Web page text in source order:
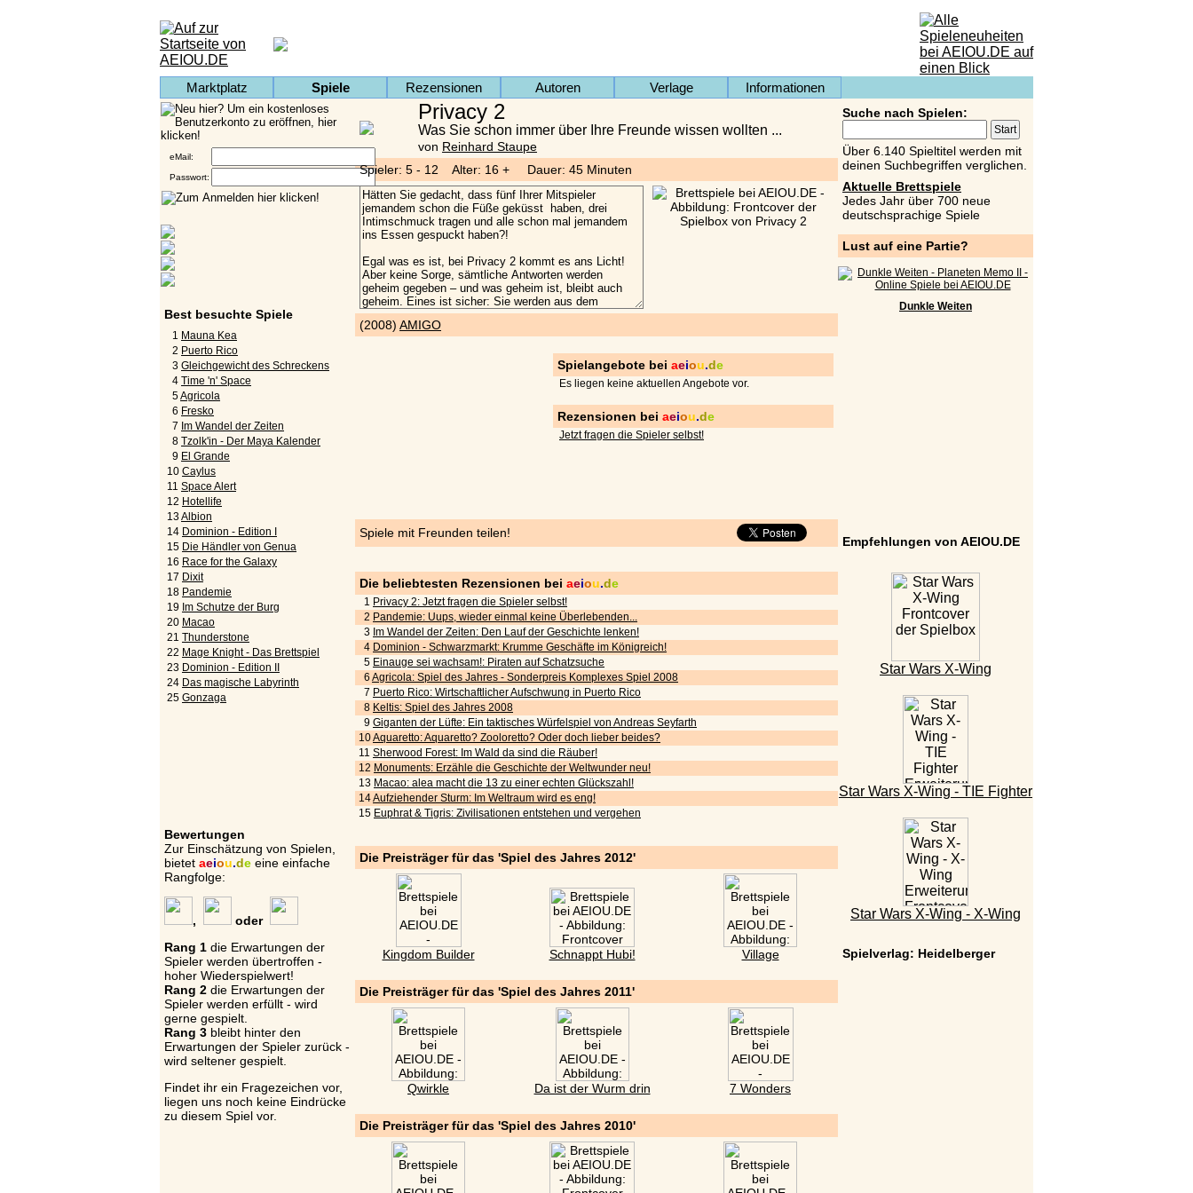
Marktplatz Spiele Rezensionen Autoren Verlage Informationen
eMail:
Passwort:
Best besuchte Spiele
1 Mauna Kea
2 Puerto Rico
3 Gleichgewicht des Schreckens
4 Time 'n' Space
5Agricola
6 Fresko
7 Im Wandel der Zeiten
8 Tzolk'in - Der Maya Kalender
9 El Grande
10 Caylus
11 Space Alert
12 Hotellife
13Albion
14 Dominion - Edition I
15 Die Händler von Genua
16 Race for the Galaxy
17 Dixit
18 Pandemie
19 Im Schutze der Burg
20 Macao
21 Thunderstone
22 Mage Knight - Das Brettspiel
23 Dominion - Edition II
24 Das magische Labyrinth
25 Gonzaga
Bewertungen
Zur Einschätzung von Spielen,
bietet aeiou.de eine einfache
Rangfolge:
,
oder
Rang 1 die Erwartungen der
Spieler werden übertroffen -
hoher Wiederspielwert!
Rang 2 die Erwartungen der
Spieler werden erfüllt - wird
gerne gespielt.
Rang 3 bleibt hinter den
Erwartungen der Spieler zurück -
wird seltener gespielt.
Findet ihr ein Fragezeichen vor,
liegen uns noch keine Eindrücke
zu diesem Spiel vor.
Suche nach Spielen:
Über 6.140 Spieltitel werden mit
deinen Suchbegriffen verglichen.
Aktuelle Brettspiele
Jedes Jahr über 700 neue
deutschsprachige Spiele
Lust auf eine Partie?
Dunkle Weiten
Empfehlungen von AEIOU.DE
Star Wars X-Wing
Star Wars X-Wing - TIE Fighter
Star Wars X-Wing - X-Wing
Spielverlag: Heidelberger
Privacy 2
Was Sie schon immer über Ihre Freunde wissen wollten ...
von Reinhard Staupe
Spieler: 5 - 12 Alter: 16 + Dauer: 45 Minuten
(2008) AMIGO
Spielangebote bei aeiou.de
Es liegen keine aktuellen Angebote vor.
Rezensionen bei aeiou.de
Jetzt fragen die Spieler selbst!
Spiele mit Freunden teilen!
Die beliebtesten Rezensionen bei aeiou.de
1 Privacy 2: Jetzt fragen die Spieler selbst!
2 Pandemie: Uups, wieder einmal keine Überlebenden...
3 Im Wandel der Zeiten: Den Lauf der Geschichte lenken!
4 Dominion - Schwarzmarkt: Krumme Geschäfte im Königreich!
5 Einauge sei wachsam!: Piraten auf Schatzsuche
6 Agricola: Spiel des Jahres - Sonderpreis Komplexes Spiel 2008
7 Puerto Rico: Wirtschaftlicher Aufschwung in Puerto Rico
8 Keltis: Spiel des Jahres 2008
9 Giganten der Lüfte: Ein taktisches Würfelspiel von Andreas Seyfarth
10Aquaretto: Aquaretto? Zooloretto? Oder doch lieber beides?
11 Sherwood Forest: Im Wald da sind die Räuber!
12 Monuments: Erzähle die Geschichte der Weltwunder neu!
13 Macao: alea macht die 13 zu einer echten Glückszahl!
14Aufziehender Sturm: Im Weltraum wird es eng!
15 Euphrat & Tigris: Zivilisationen entstehen und vergehen
Die Preisträger für das 'Spiel des Jahres 2012'
Kingdom Builder Schnappt Hubi! Village
Die Preisträger für das 'Spiel des Jahres 2011'
Qwirkle Da ist der Wurm drin 7 Wonders
Die Preisträger für das 'Spiel des Jahres 2010'